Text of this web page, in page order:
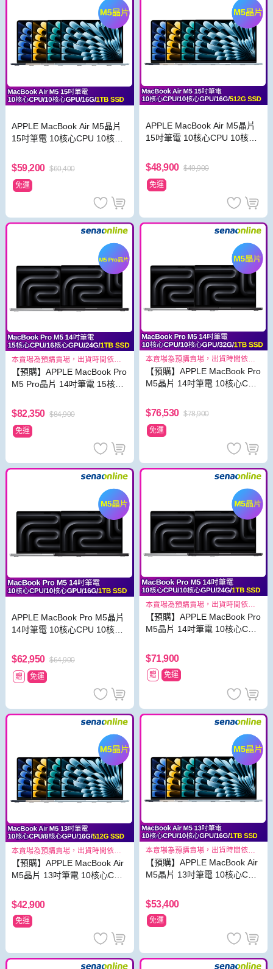
APPLE MacBook Air M5晶片
15吋筆電 10核心CPU 10核心
$59,200 $60,400
免運
APPLE MacBook Air M5晶片
15吋筆電 10核心CPU 10核心
$48,900 $49,900
免運
本賣場為預購賣場，出貨時間依照
原廠出貨狀況而定
【預購】APPLE MacBook Pro
M5 Pro晶片 14吋筆電 15核心
D
$82,350 $84,900
免運
本賣場為預購賣場，出貨時間依照
原廠出貨狀況而定
【預購】APPLE MacBook Pro
M5晶片 14吋筆電 10核心CPU
$76,530 $78,900
免運
APPLE MacBook Pro M5晶片
14吋筆電 10核心CPU 10核心
$62,950 $64,900
贈
免運
本賣場為預購賣場，出貨時間依照
原廠出貨狀況而定
【預購】APPLE MacBook Pro
M5晶片 14吋筆電 10核心CPU
$71,900
贈 免運
本賣場為預購賣場，出貨時間依照
原廠出貨狀況而定
【預購】APPLE MacBook Air
M5晶片 13吋筆電 10核心CPU
$42,900
免運
本賣場為預購賣場，出貨時間依照
原廠出貨狀況而定
【預購】APPLE MacBook Air
M5晶片 13吋筆電 10核心CPU
$53,400
免運